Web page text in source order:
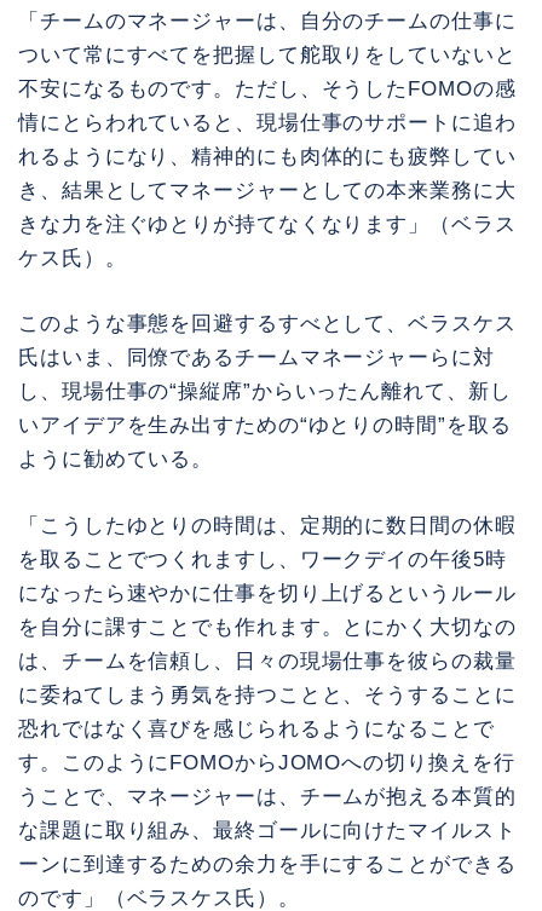
「チームのマネージャーは、自分のチームの仕事に
ついて常にすべてを把握して舵取りをしていないと
不安になるものです。ただし、そうしたFOMOの感
情にとらわれていると、現場仕事のサポートに追わ
れるようになり、精神的にも肉体的にも疲弊してい
き、結果としてマネージャーとしての本来業務に大
きな力を注ぐゆとりが持てなくなります」（ベラス
ケス氏）。
このような事態を回避するすべとして、ベラスケス
氏はいま、同僚であるチームマネージャーらに対
し、現場仕事の“操縦席”からいったん離れて、新し
いアイデアを生み出すための“ゆとりの時間”を取る
ように勧めている。
「こうしたゆとりの時間は、定期的に数日間の休暇
を取ることでつくれますし、ワークデイの午後5時
になったら速やかに仕事を切り上げるというルール
を自分に課すことでも作れます。とにかく大切なの
は、チームを信頼し、日々の現場仕事を彼らの裁量
に委ねてしまう勇気を持つことと、そうすることに
恐れではなく喜びを感じられるようになることで
す。このようにFOMOからJOMOへの切り換えを行
うことで、マネージャーは、チームが抱える本質的
な課題に取り組み、最終ゴールに向けたマイルスト
ーンに到達するための余力を手にすることができる
のです」（ベラスケス氏）。